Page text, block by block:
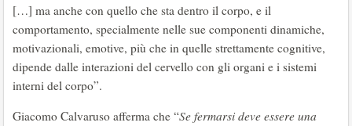
[…] ma anche con quello che sta dentro il corpo, e il
comportamento, specialmente nelle sue componenti dinamiche,
motivazionali, emotive, più che in quelle strettamente cognitive,
dipende dalle interazioni del cervello con gli organi e i sistemi
interni del corpo”.
Giacomo Calvaruso afferma che “Se fermarsi deve essere una